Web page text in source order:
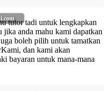
tutor tadi untuk lengkapkan
jika anda mahu kami dapatkan
boleh pilih untuk tamatkan
dan kami akan
bayaran untuk mana-mana